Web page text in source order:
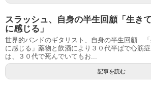
スラッシュ、自身の半生回顧「生き
に感じる」
世界的バンドのギタリスト、自身の半生回顧
に感じる」薬物と飲酒により３０代半ばで心筋症
は、３０代で死んでいてもお...
記事を読む